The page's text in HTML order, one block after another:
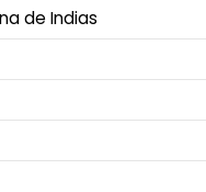
de Indias